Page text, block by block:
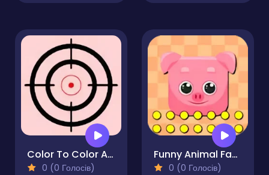
Color To Color Arcade
0 (0 Голосів)
Funny Animal Faces
0 (0 Голосів)